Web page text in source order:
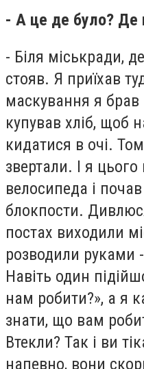
- А це де було? Де
- Біля міськради,
стояв. Я приїхав
маскування я
купував хліб, щоб
кидатися в очі.
звертали. І я
велосипеда і
блокпости.
постах виходили
розводили
Навіть один
нам робити?», а я
знати, що вам
Втекли? Так і ви
напевно, вони